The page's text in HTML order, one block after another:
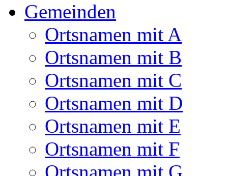
Gemeinden
Ortsnamen mit A
Ortsnamen mit B
Ortsnamen mit C
Ortsnamen mit D
Ortsnamen mit E
Ortsnamen mit F